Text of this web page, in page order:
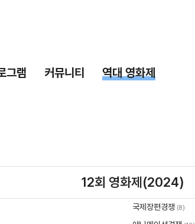
그램 커뮤니티 역대 영화제
12회 영화제(2024)
국제장편경쟁 (8)